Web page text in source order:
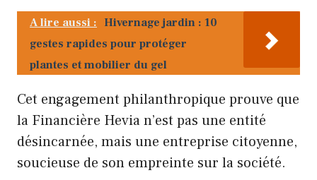
A lire aussi : Hivernage jardin : 10
gestes rapides pour protéger
plantes et mobilier du gel
Cet engagement philanthropique prouve que
la Financière Hevia n’est pas une entité
désincarnée, mais une entreprise citoyenne,
soucieuse de son empreinte sur la société.